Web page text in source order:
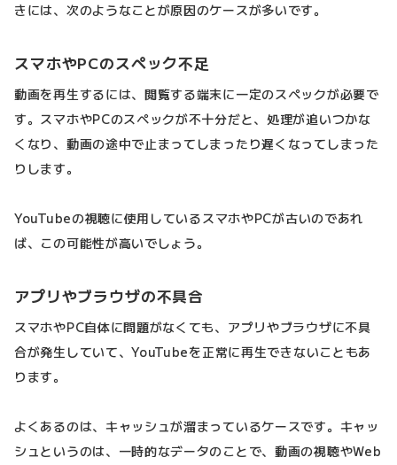
きには、次のようなことが原因のケースが多いです。
スマホやPCのスペック不足
動画を再生するには、閲覧する端末に一定のスペックが必要で
す。スマホやPCのスペックが不十分だと、処理が追いつかな
くなり、動画の途中で止まってしまったり遅くなってしまった
りします。
YouTubeの視聴に使用しているスマホやPCが古いのであれ
ば、この可能性が高いでしょう。
アプリやブラウザの不具合
スマホやPC自体に問題がなくても、アプリやブラウザに不具
合が発生していて、YouTubeを正常に再生できないこともあ
ります。
よくあるのは、キャッシュが溜まっているケースです。キャッ
シュというのは、一時的なデータのことで、動画の視聴やWeb